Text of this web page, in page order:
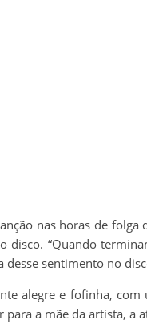
nas horas de
disco. “Quando
desse sentimento no
alegre e fofinha,
para a mãe da artista, a